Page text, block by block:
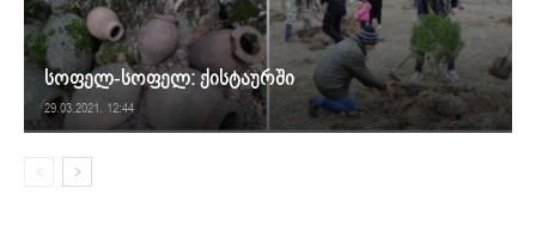
სოფელ-სოფელ: ქისტაურში
29.03.2021. 12:44